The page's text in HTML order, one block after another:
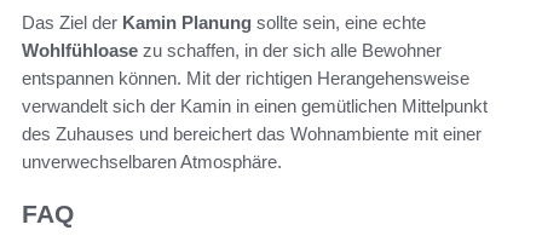
Das Ziel der Kamin Planung sollte sein, eine echte
Wohlfühloase zu schaffen, in der sich alle Bewohner
entspannen können. Mit der richtigen Herangehensweise
verwandelt sich der Kamin in einen gemütlichen Mittelpunkt
des Zuhauses und bereichert das Wohnambiente mit einer
unverwechselbaren Atmosphäre.
FAQ